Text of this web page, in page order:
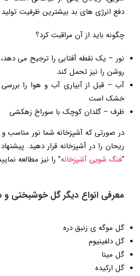
دفع انرژی های بد بیشترین ظرفیت تولید
چگونه باید از آن مراقبت کرد؟
نور – یک نقطه آفتابی را ترجیح می دهد،
روشن را نیز تحمل کند
آب – قبل از آبیاری آب و هوا را
خشک است
ظرف – گلدان کوچک با سوراخ زهکشی
در صورتی که آشپزخانه شما نور مناسب و
ریحان را در آشپزخانه قرار دهید.
“فنگ شویی آشپزخانه” را نیز مطالعه
معرفی انواع دیگر گل خوشبختی
گل موگه ی زنبق دره
گل دلفینیوم
گل مینا
گل ارکیده